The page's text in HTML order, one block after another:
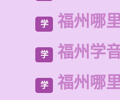
学 福州哪
学 福州学
学 福州哪